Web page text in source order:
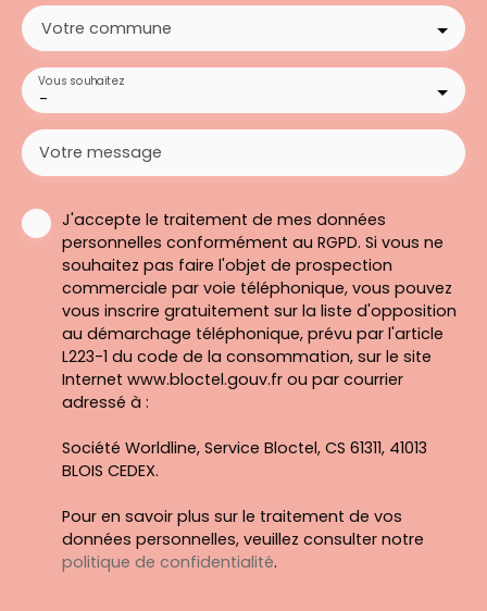
Votre commune
-
Vous souhaitez
Votre message
J'accepte le traitement de mes données
personnelles conformément au RGPD. Si vous ne
souhaitez pas faire l'objet de prospection
commerciale par voie téléphonique, vous pouvez
vous inscrire gratuitement sur la liste d'opposition
au démarchage téléphonique, prévu par l'article
L223-1 du code de la consommation, sur le site
Internet www.bloctel.gouv.fr ou par courrier
adressé à :
Société Worldline, Service Bloctel, CS 61311, 41013
BLOIS CEDEX.
Pour en savoir plus sur le traitement de vos
données personnelles, veuillez consulter notre
politique de confidentialité.